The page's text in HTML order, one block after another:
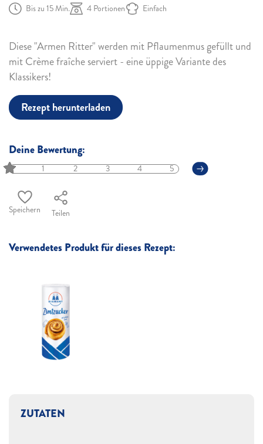
Bis zu 15 Min. 4 Portionen Einfach
Diese "Armen Ritter" werden mit Pflaumenmus gefüllt und
mit Crème fraîche serviert - eine üppige Variante des
Klassikers!
Rezept herunterladen
Deine Bewertung:
1 2 3 4 5
Speichern Teilen
Verwendetes Produkt für dieses Rezept:
ZUTATEN